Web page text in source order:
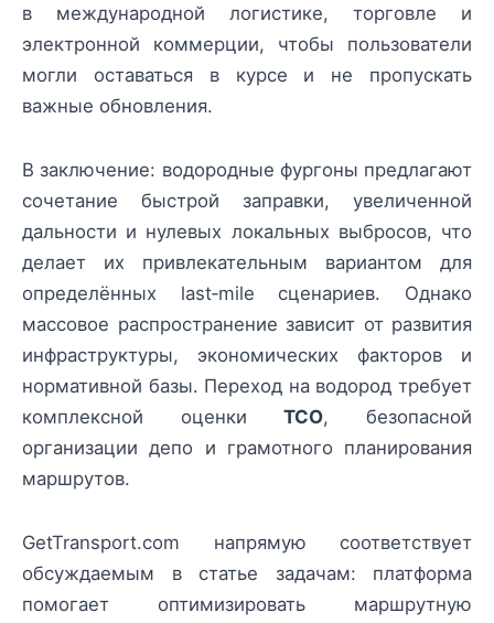
в международной логистике, торговле и
электронной коммерции, чтобы пользователи
могли оставаться в курсе и не пропускать
важные обновления.
В заключение: водородные фургоны предлагают
сочетание быстрой заправки, увеличенной
дальности и нулевых локальных выбросов, что
делает их привлекательным вариантом для
определённых last‑mile сценариев. Однако
массовое распространение зависит от развития
инфраструктуры, экономических факторов и
нормативной базы. Переход на водород требует
комплексной оценкиTCO, безопасной
организации депо и грамотного планирования
маршрутов.
GetTransport.com напрямую соответствует
обсуждаемым в статье задачам: платформа
помогает оптимизировать маршрутную